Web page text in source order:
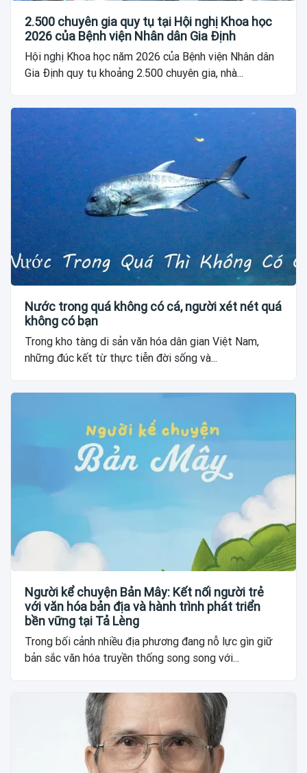
2.500 chuyên gia quy tụ tại Hội nghị Khoa học
2026 của Bệnh viện Nhân dân Gia Định
Hội nghị Khoa học năm 2026 của Bệnh viện Nhân dân
Gia Định quy tụ khoảng 2.500 chuyên gia, nhà...
Nước trong quá không có cá, người xét nét quá
không có bạn
Trong kho tàng di sản văn hóa dân gian Việt Nam,
những đúc kết từ thực tiễn đời sống và...
Người kể chuyện Bản Mây: Kết nối người trẻ
với văn hóa bản địa và hành trình phát triển
bền vững tại Tả Lèng
Trong bối cảnh nhiều địa phương đang nỗ lực gìn giữ
bản sắc văn hóa truyền thống song song với...